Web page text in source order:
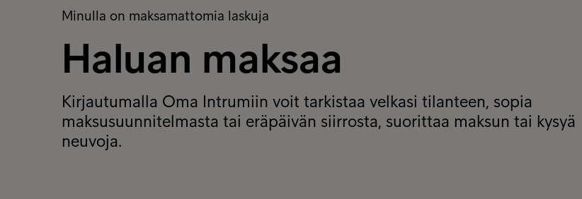
Minulla on maksamattomia laskuja
Haluan maksaa
Kirjautumalla Oma Intrumiin voit tarkistaa velkasi tilanteen, sopia
maksusuunnitelmasta tai eräpäivän siirrosta, suorittaa maksun tai kysyä
neuvoja.